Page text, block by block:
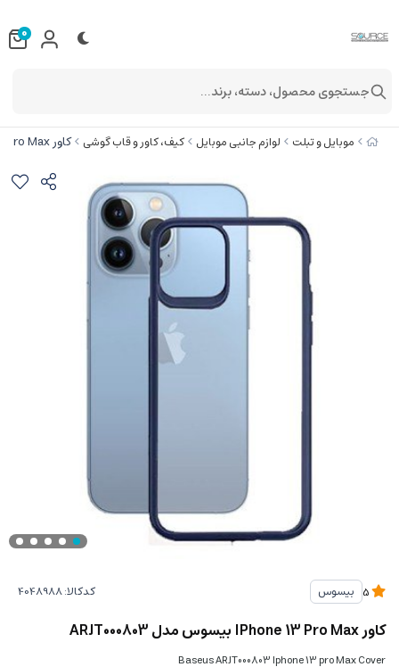
موبایل و تبلت لوازم جانبی موبایل کیف، کاور و قاب گوشی کاور IPhone 13 Pro Max بیسوس مدل ARJT000803
بیسوس کدکالا:
کاور IPhone 13 Pro Max بیسوس مدل ARJT000803
Baseus ARJT000803 Iphone 13 pro Max Cover
0
جستجوی محصول، دسته، برند...